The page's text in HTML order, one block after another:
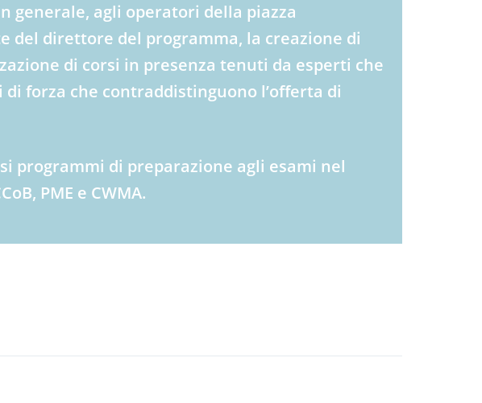
generale, agli operatori della piazza
del direttore del programma, la creazione di
di corsi in presenza tenuti da esperti che
forza che contraddistinguono l’offerta di
programmi di preparazione agli esami nel
PME e CWMA.